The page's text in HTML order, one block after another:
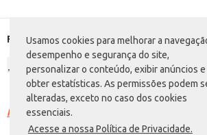
Usamos cookies para melhorar a
desempenho e segurança do site,
personalizar o conteúdo, exibir anúncios e
obter estatísticas. As permissões podem
alteradas, exceto no caso dos cookies
essenciais.
Acesse a nossa Política de Privacidade.
Formas de pagamento
Racismo é crime. Denuncie. Disque 100 ou